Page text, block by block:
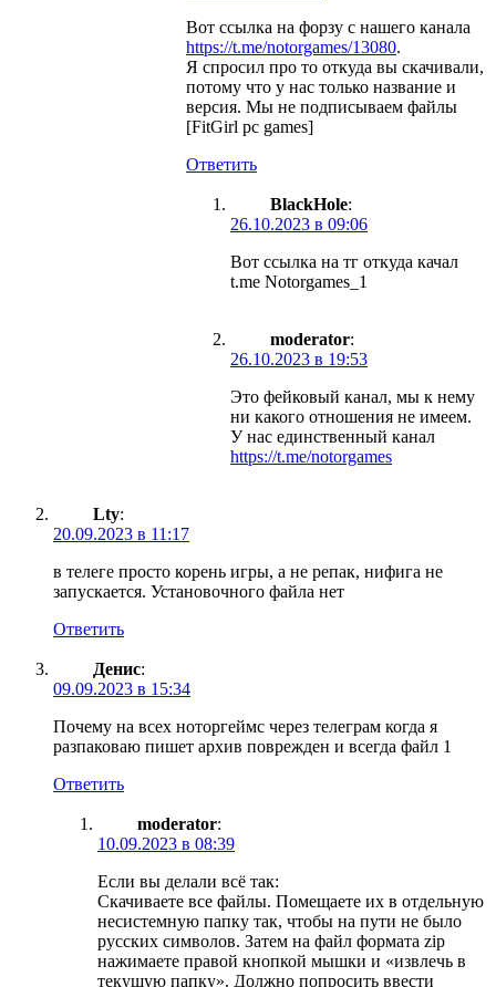
Вот ссылка на форзу с нашего канала
https://t.me/notorgames/13080.
Я спросил про то откуда вы скачивали,
потому что у нас только название и
версия. Мы не подписываем файлы
[FitGirl pc games]
Ответить
BlackHole:
26.10.2023 в 09:06
Вот ссылка на тг откуда качал
t.me Notorgames_1
moderator:
26.10.2023 в 19:53
Это фейковый канал, мы к нему
ни какого отношения не имеем.
У нас единственный канал
https://t.me/notorgames
Lty:
20.09.2023 в 11:17
в телеге просто корень игры, а не репак, нифига не
запускается. Установочного файла нет
Ответить
Денис:
09.09.2023 в 15:34
Почему на всех ноторгеймс через телеграм когда я
разпаковаю пишет архив поврежден и всегда файл 1
Ответить
moderator:
10.09.2023 в 08:39
Если вы делали всё так:
Скачиваете все файлы. Помещаете их в отдельную
несистемную папку так, чтобы на пути не было
русских символов. Затем на файл формата zip
нажимаете правой кнопкой мышки и «извлечь в
текущую папку». Должно попросить ввести